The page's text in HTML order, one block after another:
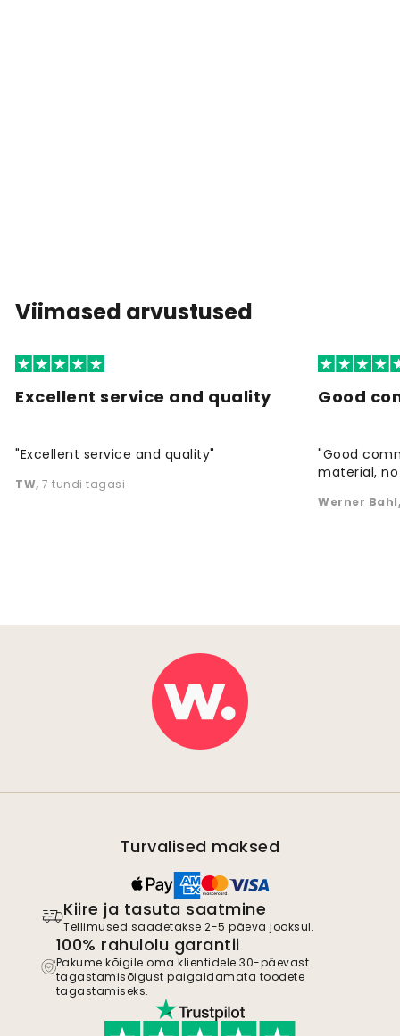
Viimased arvustused
Excellent service and quality
"Excellent service and quality"
TW, 7 tundi tagasi
Good
"Good
material,
Werner Bahl
Kiire ja tasuta saatmine
Tellimused saadetakse 2-5 päeva jooksul.
100% rahulolu garantii
Pakume kõigile oma klientidele 30-päevast
tagastamisõigust paigaldamata toodete
tagastamiseks.